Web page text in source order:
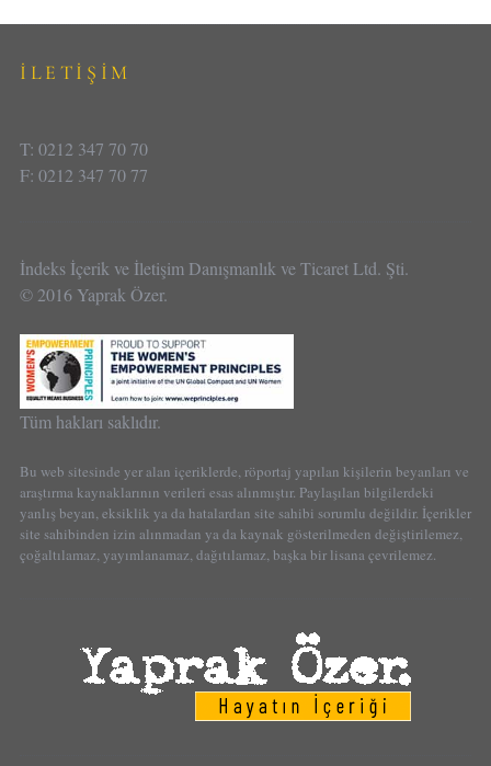
İLETİŞİM
T: 0212 347 70 70
F: 0212 347 70 77
İndeks İçerik ve İletişim Danışmanlık ve Ticaret Ltd. Şti.
© 2016 Yaprak Özer.
Tüm hakları saklıdır.
Bu web sitesinde yer alan içeriklerde, röportaj yapılan kişilerin beyanları ve
araştırma kaynaklarının verileri esas alınmıştır. Paylaşılan bilgilerdeki
yanlış beyan, eksiklik ya da hatalardan site sahibi sorumlu değildir. İçerikler
site sahibinden izin alınmadan ya da kaynak gösterilmeden değiştirilemez,
çoğaltılamaz, yayımlanamaz, dağıtılamaz, başka bir lisana çevrilemez.